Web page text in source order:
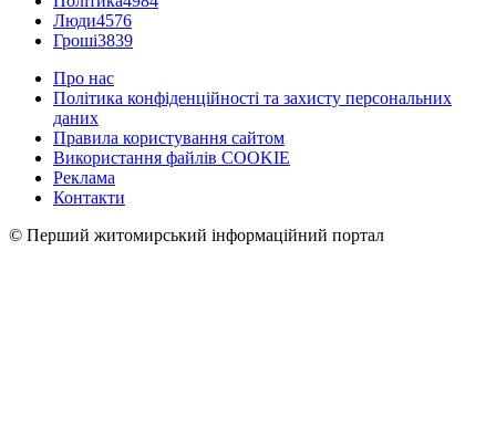
Люди4576
Гроші3839
Про нас
Політика конфіденційності та захисту персональних
даних
Правила користування сайтом
Використання файлів COOKIE
Реклама
Контакти
© Перший житомирський інформаційний портал